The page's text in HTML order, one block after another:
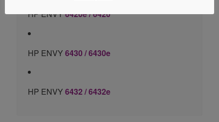
HP ENVY6420e / 6420
HP ENVY6430 / 6430e
HP ENVY6432 / 6432e